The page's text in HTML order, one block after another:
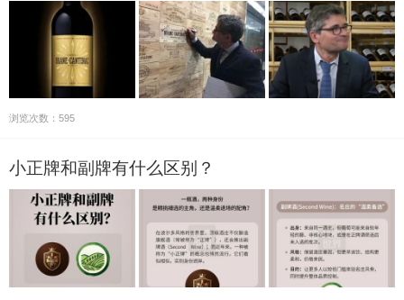
浏览次数：595
小正牌和副牌有什么区别？